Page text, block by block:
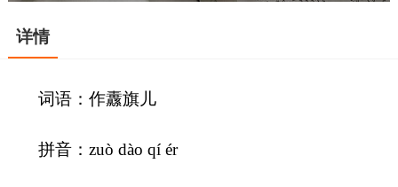
详情
词语：作纛旗儿
拼音：zuò dào qí ér